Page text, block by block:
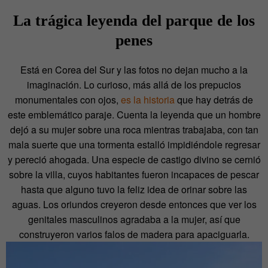
La trágica leyenda del parque de los
penes
Está en Corea del Sur y las fotos no dejan mucho a la
imaginación. Lo curioso, más allá de los prepucios
monumentales con ojos, es la historiaque hay detrás de
este emblemático paraje. Cuenta la leyenda que un hombre
dejó a su mujer sobre una roca mientras trabajaba, con tan
mala suerte que una tormenta estalló impidiéndole regresar
y pereció ahogada. Una especie de castigo divino se cernió
sobre la villa, cuyos habitantes fueron incapaces de pescar
hasta que alguno tuvo la feliz idea de orinar sobre las
aguas. Los oriundos creyeron desde entonces que ver los
genitales masculinos agradaba a la mujer, así que
construyeron varios falos de madera para apaciguarla.